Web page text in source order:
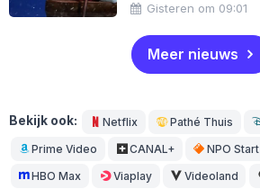
Gisteren om 09:01
Meer nieuws
Bekijk ook: Netflix Pathé Thuis
Prime Video CANAL+ NPO Start
HBO Max Viaplay Videoland